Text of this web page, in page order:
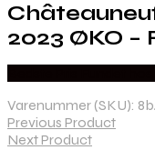
2023 ØKO –
Varenummer (SKU):
Previous Product
Next Product